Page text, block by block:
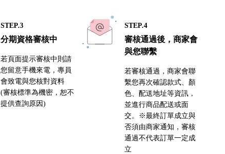
STEP.3
分期資格審核中
若頁面提示審核中則請
您留意手機來電，專員
會致電與您核對資料
(審核標準為機密，恕不
提供查詢原因)
STEP.4
審核通過後，商家會
與您聯繫
若審核通過，商家會聯
繫您再次確認款式、顏
色、配送地址等資訊，
並進行商品配送或面
交。※最終訂單成立與
否須由商家通知，審核
通過不代表訂單一定成
立